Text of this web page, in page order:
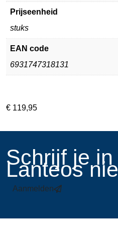
Prijseenheid
stuks
EAN code
6931747318131
€ 119,95
​Schrijf je
Lanteos
Aanmelden